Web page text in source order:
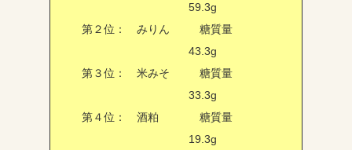
59.3g
第２位： みりん
糖質量
43.3g
第３位： 米みそ
糖質量
33.3g
第４位： 酒粕
糖質量
19.3g